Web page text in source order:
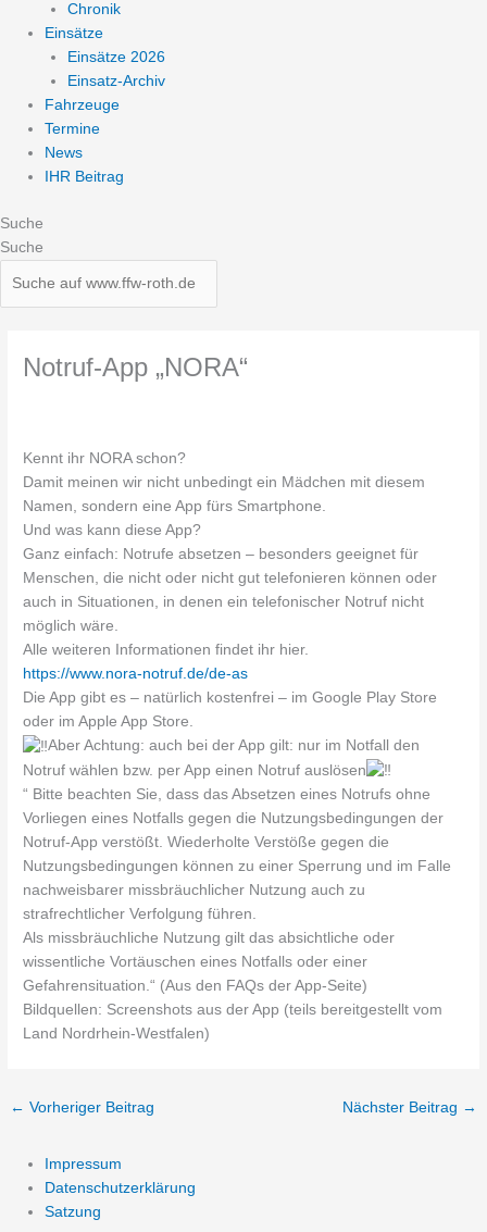
Chronik
Einsätze
Einsätze 2026
Einsatz-Archiv
Fahrzeuge
Termine
News
IHR Beitrag
Suche
Suche
Notruf-App „NORA“
Kennt ihr NORA schon?
Damit meinen wir nicht unbedingt ein Mädchen mit diesem
Namen, sondern eine App fürs Smartphone.
Und was kann diese App?
Ganz einfach: Notrufe absetzen – besonders geeignet für
Menschen, die nicht oder nicht gut telefonieren können oder
auch in Situationen, in denen ein telefonischer Notruf nicht
möglich wäre.
Alle weiteren Informationen findet ihr hier.
https://www.nora-notruf.de/de-as
Die App gibt es – natürlich kostenfrei – im Google Play Store
oder im Apple App Store.
Aber Achtung: auch bei der App gilt: nur im Notfall den
Notruf wählen bzw. per App einen Notruf auslösen
“ Bitte beachten Sie, dass das Absetzen eines Notrufs ohne
Vorliegen eines Notfalls gegen die Nutzungsbedingungen der
Notruf-App verstößt. Wiederholte Verstöße gegen die
Nutzungsbedingungen können zu einer Sperrung und im Falle
nachweisbarer missbräuchlicher Nutzung auch zu
strafrechtlicher Verfolgung führen.
Als missbräuchliche Nutzung gilt das absichtliche oder
wissentliche Vortäuschen eines Notfalls oder einer
Gefahrensituation.“ (Aus den FAQs der App-Seite)
Bildquellen: Screenshots aus der App (teils bereitgestellt vom
Land Nordrhein-Westfalen)
← Vorheriger Beitrag Nächster Beitrag →
Impressum
Datenschutzerklärung
Satzung